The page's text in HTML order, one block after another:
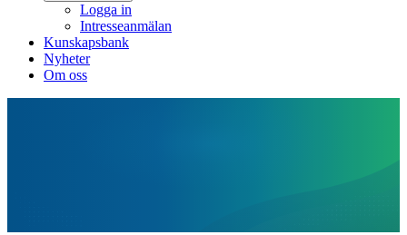
Logga in
Intresseanmälan
Kunskapsbank
Nyheter
Om oss